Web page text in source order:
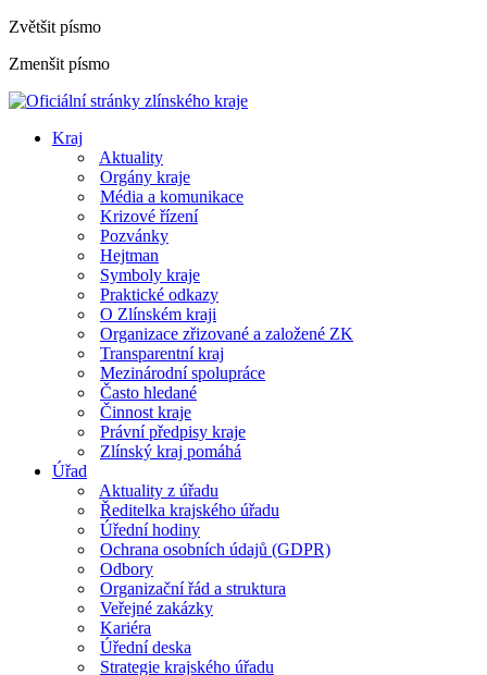
Zvětšit písmo
Zmenšit písmo
Kraj
Aktuality
Orgány kraje
Média a komunikace
Krizové řízení
Pozvánky
Hejtman
Symboly kraje
Praktické odkazy
O Zlínském kraji
Organizace zřizované a založené ZK
Transparentní kraj
Mezinárodní spolupráce
Často hledané
Činnost kraje
Právní předpisy kraje
Zlínský kraj pomáhá
Úřad
Aktuality z úřadu
Ředitelka krajského úřadu
Úřední hodiny
Ochrana osobních údajů (GDPR)
Odbory
Organizační řád a struktura
Veřejné zakázky
Kariéra
Úřední deska
Strategie krajského úřadu